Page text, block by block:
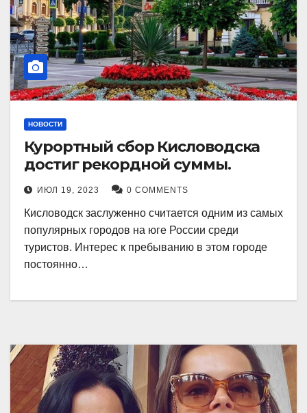
НОВОСТИ
Курортный сбор Кисловодска
достиг рекордной суммы.
ИЮЛ 19, 2023 0 COMMENTS
Кисловодск заслуженно считается одним из самых
популярных городов на юге России среди
туристов. Интерес к пребыванию в этом городе
постоянно…